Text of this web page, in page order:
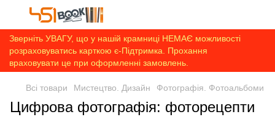
Зверніть УВАГУ, що у нашій крамниці НЕМАЄ можливості
розраховуватись карткою є-Підтримка. Прохання
враховувати це при оформленні замовлень.
Всі товари Мистецтво. Дизайн Фотографія. Фотоальбоми
Цифрова фотографія: фоторецепти